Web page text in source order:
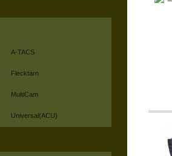
A-TACS
Flecktarn
MultiCam
Universal(ACU)